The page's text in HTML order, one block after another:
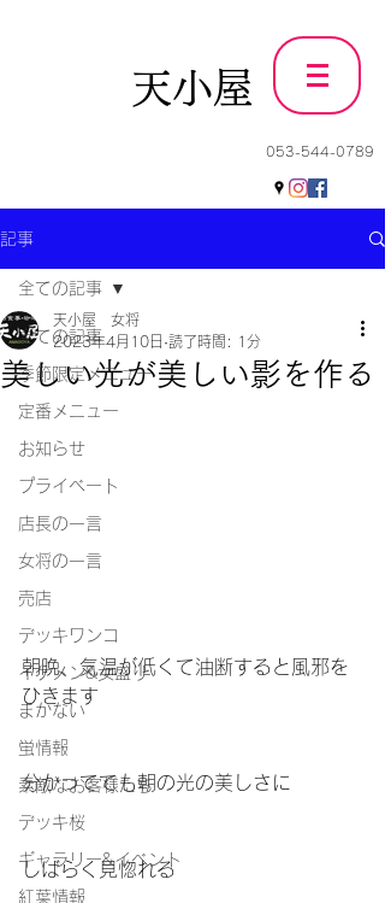
天小屋
053-544-0789
記事
全ての記事
季節限定メニュー
定番メニュー
お知らせ
プライベート
店長の一言
女将の一言
売店
デッキワンコ
イケメン&女盛り
まかない
蛍情報
素敵なお客様たち
デッキ桜
ギャラリー&イベント
紅葉情報
全ての記事
美しい光が美しい影を作る
天小屋 女将
2023年4月10日 読了時間: 1分
朝晩、気温が低くて油断すると風邪を
ひきます
分かってても朝の光の美しさに
しばらく見惚れる